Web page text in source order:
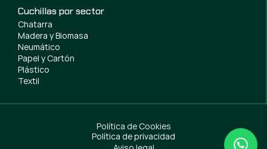
Cuchillas por sector
Chatarra
Madera y Biomasa
Neumático
Papel y Cartón
Plástico
Textil
Política de Cookies
Política de privacidad